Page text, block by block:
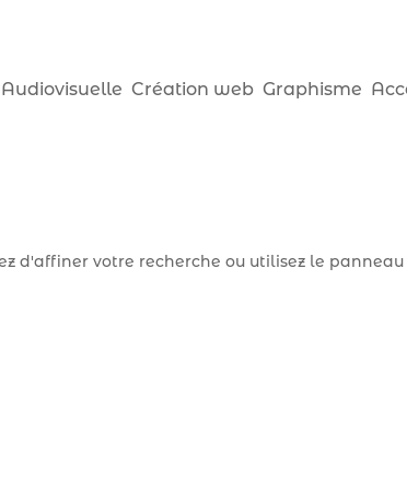
Création web Graphisme
d'affiner votre recherche ou utilisez le